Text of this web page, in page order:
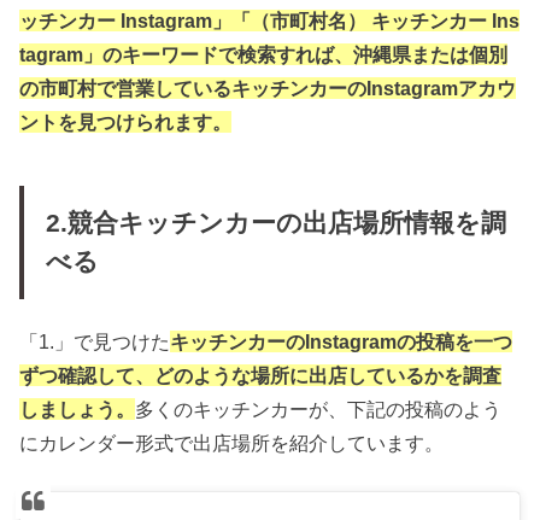
ッチンカー Instagram」「（市町村名） キッチンカー Ins
tagram」のキーワードで検索すれば、沖縄県または個別
の市町村で営業しているキッチンカーのInstagramアカウ
ントを見つけられます。
2.競合キッチンカーの出店場所情報を調
べる
「1.」で見つけたキッチンカーのInstagramの投稿を一つ
ずつ確認して、どのような場所に出店しているかを調査
しましょう。 多くのキッチンカーが、下記の投稿のよう
にカレンダー形式で出店場所を紹介しています。